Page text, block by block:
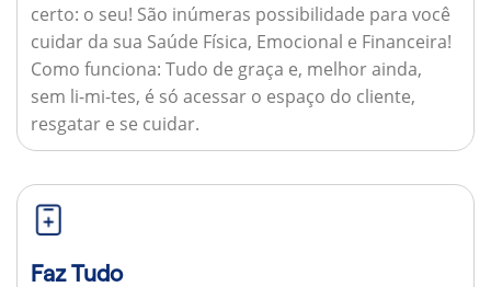
certo: o seu! São inúmeras possibilidade para você
cuidar da sua Saúde Física, Emocional e Financeira!
Como funciona: Tudo de graça e, melhor ainda,
sem li-mi-tes, é só acessar o espaço do cliente,
resgatar e se cuidar.
Faz Tudo